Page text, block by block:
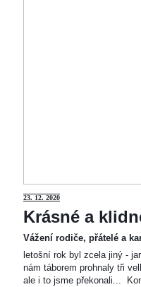
23. 12. 2020
Krásné a
Vážení rodiče, přátelé a
letošní rok byl zcela jiný -
nám táborem prohnaly tři
ale i to jsme překonali...